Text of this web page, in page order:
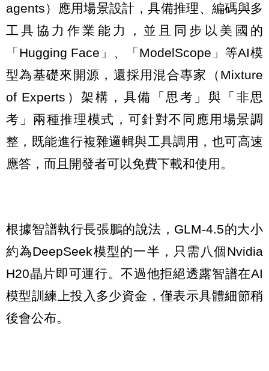
agents）應用場景設計，具備推理、編碼與多
工具協力作業能力，並且同步以美國的
「Hugging Face」、「ModelScope」等AI模
型為基礎來開源，還採用混合專家（Mixture
of Experts）架構，具備「思考」與「非思
考」兩種推理模式，可針對不同應用場景調
整，既能進行複雜邏輯與工具調用，也可高速
應答，而且開發者可以免費下載和使用。
根據智譜執行長張鵬的說法，GLM-4.5的大小
約為DeepSeek模型的一半，只需八個Nvidia
H20晶片即可運行。不過他拒絕透露智譜在AI
模型訓練上投入多少資金，僅表示具體細節稍
後會公布。